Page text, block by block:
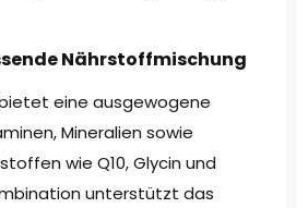
Nährstoffmischung
eine ausgewogene
Mineralien sowie
wie Q10, Glycin und
unterstützt das